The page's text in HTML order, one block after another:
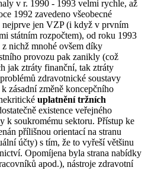
v r. 1990 - 1993 velmi rychle, až
1992 zavedeno všeobecné
nejprve jen VZP (i když v prvním
státním rozpočtem), od roku 1993
nichž mnohé ovšem díky
provozu pak zanikly (což
jak ztráty finanční, tak ztráty
zdravotnické soustavy
zásadní změně koncepčního
uplatnění tržních
existence veřejného
k soukromému sektoru. Přístup ke
přílišnou orientací na stranu
účty) s tím, že to vyřeší většinu
Opomíjena byla strana nabídky
apod.), nástroje zdravotní